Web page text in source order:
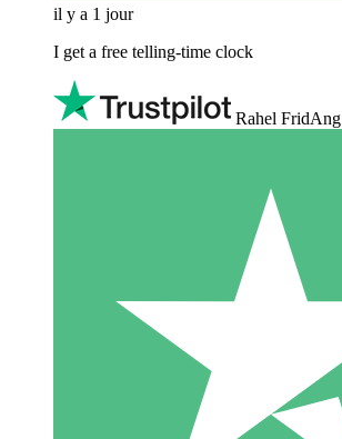
il y a 1 jour
I get a free telling-time clock
Rahel FridAng